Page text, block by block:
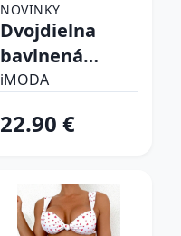
NOVINKY
Dvojdielna
bavlnená
súprava
iMODA
22.90 €